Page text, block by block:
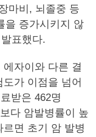
마비, 뇌졸중 등
을 증가시키지 않
표했다.
자이와 다른 결
가 이점을 넘어
받은 462명
다 암발병률이 높
면 초기 암 발병